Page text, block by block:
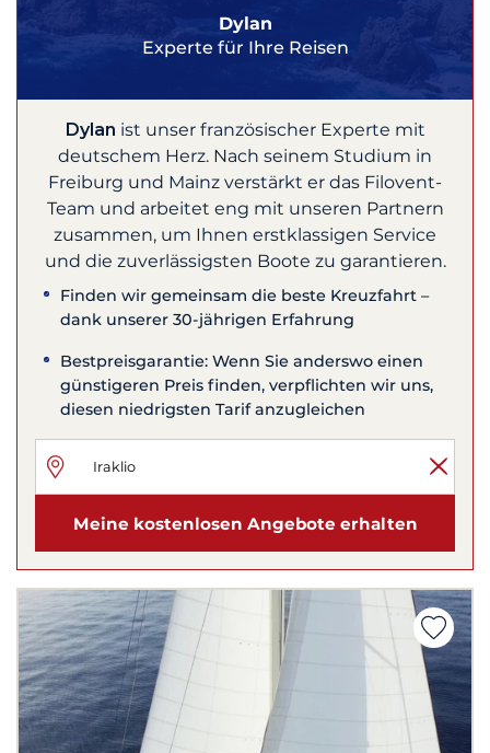
Dylan
Experte für Ihre Reisen
Dylan ist unser französischer Experte mit
deutschem Herz. Nach seinem Studium in
Freiburg und Mainz verstärkt er das Filovent-
Team und arbeitet eng mit unseren Partnern
zusammen, um Ihnen erstklassigen Service
und die zuverlässigsten Boote zu garantieren.
Finden wir gemeinsam die beste Kreuzfahrt –
dank unserer 30-jährigen Erfahrung
Bestpreisgarantie: Wenn Sie anderswo einen
günstigeren Preis finden, verpflichten wir uns,
diesen niedrigsten Tarif anzugleichen
Meine kostenlosen Angebote erhalten